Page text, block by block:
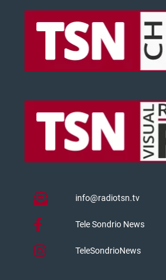
info@radiotsn.tv
Tele Sondrio News
TeleSondrioNews